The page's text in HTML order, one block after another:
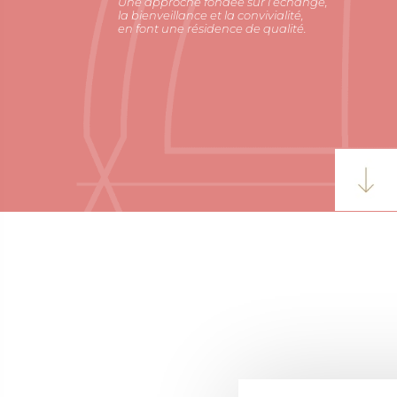
la bienveillance et la convivialité,
en font une résidence de qualité.